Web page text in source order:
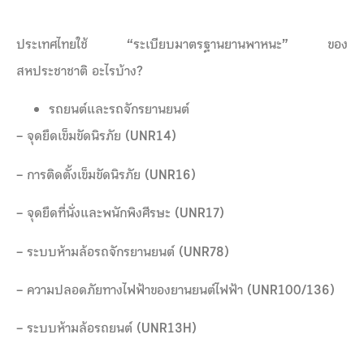
ประเทศไทยใช้ “ระเบียบมาตรฐานยานพาหนะ” ของ
สหประชาชาติ อะไรบ้าง?
รถยนต์และรถจักรยานยนต์
– จุดยึดเข็มขัดนิรภัย (UNR14)
– การติดตั้งเข็มขัดนิรภัย (UNR16)
– จุดยึดที่นั่งและพนักพิงศีรษะ (UNR17)
– ระบบห้ามล้อรถจักรยานยนต์ (UNR78)
– ความปลอดภัยทางไฟฟ้าของยานยนต์ไฟฟ้า (UNR100/136)
– ระบบห้ามล้อรถยนต์ (UNR13H)